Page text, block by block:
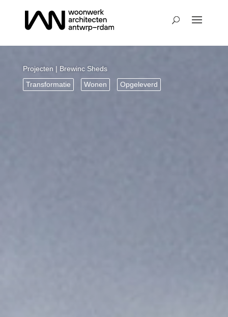
Projecten | Brewinc Sheds
Transformatie
Wonen Opgeleverd